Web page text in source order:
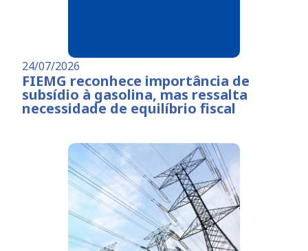
24/07/2026
FIEMG reconhece importância de
subsídio à gasolina, mas ressalta
necessidade de equilíbrio fiscal